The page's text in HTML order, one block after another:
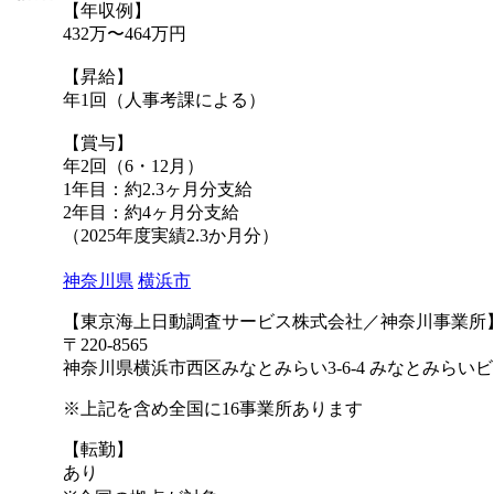
【年収例】
432万〜464万円
【昇給】
年1回（人事考課による）
【賞与】
年2回（6・12月）
1年目：約2.3ヶ月分支給
2年目：約4ヶ月分支給
（2025年度実績2.3か⽉分）
神奈川県 横浜市
【東京海上日動調査サービス株式会社／神奈川事業所】
〒220-8565
神奈川県横浜市西区みなとみらい3-6-4 みなとみらい
※上記を含め全国に16事業所あります
【転勤】
あり